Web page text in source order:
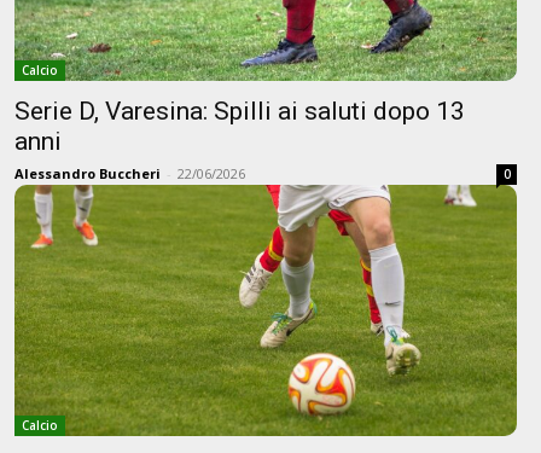
Calcio
Serie D, Varesina: Spilli ai saluti dopo 13
anni
Alessandro Buccheri - 22/06/2026 0
Calcio